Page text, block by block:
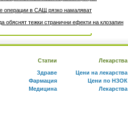
операции в САЩ рязко намаляват
тежки странични ефекти на клозапин
Статии
Здраве
Фармация
Медицина
Лекарства
Цени на лекарства
Цени по НЗОК
Лекарства